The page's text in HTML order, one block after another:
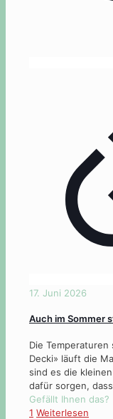
17. Juni 2026
Auch im Sommer
Die
Decki» läuft die
sind es die
dafür sorgen,
Gefällt Ihnen das?
1 Weiterlesen